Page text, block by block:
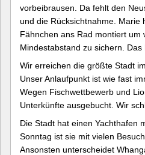
vorbeibrausen. Da fehlt den
und die Rücksichtnahme. Marie
Fähnchen ans Rad montiert um
Mindestabstand zu sichern. Das
Wir erreichen die größte Stadt
Unser Anlaufpunkt ist wie fast
Wegen Fischwettbewerb und
Unterkünfte ausgebucht. Wir
Die Stadt hat einen Yachthafen
Sonntag ist sie mit vielen
Ansonsten unterscheidet